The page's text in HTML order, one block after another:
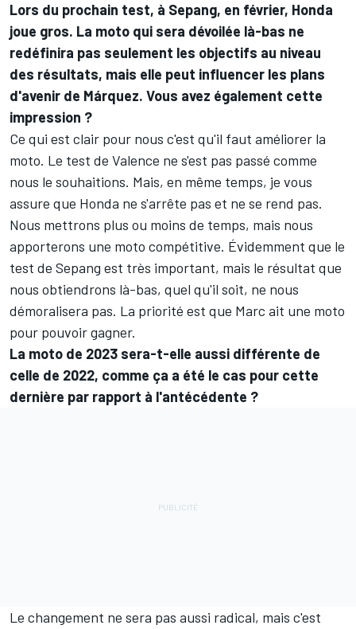
Lors du prochain test, à Sepang, en février, Honda
joue gros. La moto qui sera dévoilée là-bas ne
redéfinira pas seulement les objectifs au niveau
des résultats, mais elle peut influencer les plans
d'avenir de Márquez. Vous avez également cette
impression ?
Ce qui est clair pour nous c'est qu'il faut améliorer la
moto. Le test de Valence ne s'est pas passé comme
nous le souhaitions. Mais, en même temps, je vous
assure que Honda ne s'arrête pas et ne se rend pas.
Nous mettrons plus ou moins de temps, mais nous
apporterons une moto compétitive. Évidemment que le
test de Sepang est très important, mais le résultat que
nous obtiendrons là-bas, quel qu'il soit, ne nous
démoralisera pas. La priorité est que Marc ait une moto
pour pouvoir gagner.
La moto de 2023 sera-t-elle aussi différente de
celle de 2022, comme ça a été le cas pour cette
dernière par rapport à l'antécédente ?
Le changement ne sera pas aussi radical, mais c'est